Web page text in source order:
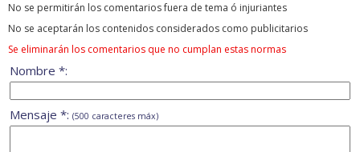
No se permitirán los comentarios fuera de tema ó injuriantes
No se aceptarán los contenidos considerados como publicitarios
Se eliminarán los comentarios que no cumplan estas normas
Nombre *:
Mensaje *: (500 caracteres máx)